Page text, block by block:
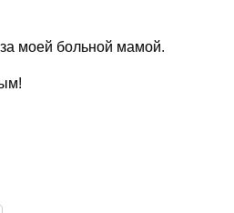
моей больной мамой.